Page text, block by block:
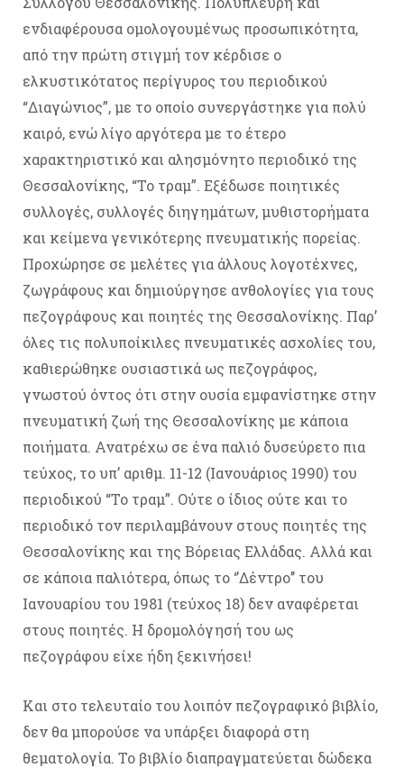
ενδιαφέρουσα ομολογουμένως προσωπικότητα,
από την πρώτη στιγμή τον κέρδισε ο
ελκυστικότατος περίγυρος του περιοδικού
“Διαγώνιος”, με το οποίο συνεργάστηκε για πολύ
καιρό, ενώ λίγο αργότερα με το έτερο
χαρακτηριστικό και αλησμόνητο περιοδικό της
Θεσσαλονίκης, “Το τραμ”. Εξέδωσε ποιητικές
συλλογές, συλλογές διηγημάτων, μυθιστορήματα
και κείμενα γενικότερης πνευματικής πορείας.
Προχώρησε σε μελέτες για άλλους λογοτέχνες,
ζωγράφους και δημιούργησε ανθολογίες για τους
πεζογράφους και ποιητές της Θεσσαλονίκης. Παρ’
όλες τις πολυποίκιλες πνευματικές ασχολίες του,
καθιερώθηκε ουσιαστικά ως πεζογράφος,
γνωστού όντος ότι στην ουσία εμφανίστηκε στην
πνευματική ζωή της Θεσσαλονίκης με κάποια
ποιήματα. Ανατρέχω σε ένα παλιό δυσεύρετο πια
τεύχος, το υπ’ αριθμ. 11-12 (Ιανουάριος 1990) του
περιοδικού “Το τραμ”. Ούτε ο ίδιος ούτε και το
περιοδικό τον περιλαμβάνουν στους ποιητές της
Θεσσαλονίκης και της Βόρειας Ελλάδας. Αλλά και
σε κάποια παλιότερα, όπως το ‘’Δέντρο’’ του
Ιανουαρίου του 1981 (τεύχος 18) δεν αναφέρεται
στους ποιητές. Η δρομολόγησή του ως
πεζογράφου είχε ήδη ξεκινήσει!
Και στο τελευταίο του λοιπόν πεζογραφικό βιβλίο,
δεν θα μπορούσε να υπάρξει διαφορά στη
θεματολογία. Το βιβλίο διαπραγματεύεται δώδεκα